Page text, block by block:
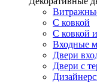
С ковкой
С ковкой
Входные
Двери
Двери с